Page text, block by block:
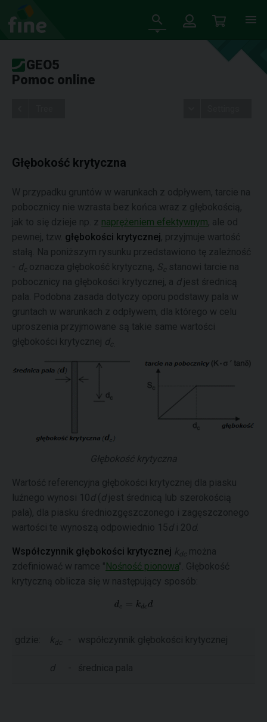
GEO5
Pomoc online
Głębokość krytyczna
W przypadku gruntów w warunkach z odpływem, tarcie na
pobocznicy nie wzrasta bez końca wraz z głębokością,
jak to się dzieje np. z naprężeniem efektywnym, ale od
pewnej, tzw. głębokości krytycznej, przyjmuje wartość
stałą. Na poniższym rysunku przedstawiono tę zależność
- d oznacza głębokość krytyczną, S
stanowi tarcie na
pobocznicy na głębokości krytycznej, a djest średnicą
pala. Podobna zasada dotyczy oporu podstawy pala w
gruntach w warunkach z odpływem, dla którego w celu
uproszenia przyjmowane są takie same wartości
głębokości krytycznej d
Głębokość krytyczna
Wartość referencyjna głębokości krytycznej dla piasku
luźnego wynosi 10d( djest średnicą lub szerokością
pala), dla piasku średniozgęszczonego i zagęszczonego
wartości te wynoszą odpowiednio 15di 20d.
Współczynnik głębokości krytycznej k dc
można
zdefiniować w ramce "Nośność pionowa". Głębokość
krytyczną oblicza się w następujący sposób:
gdzie: k dc - współczynnik głębokości krytycznej
d - średnica pala